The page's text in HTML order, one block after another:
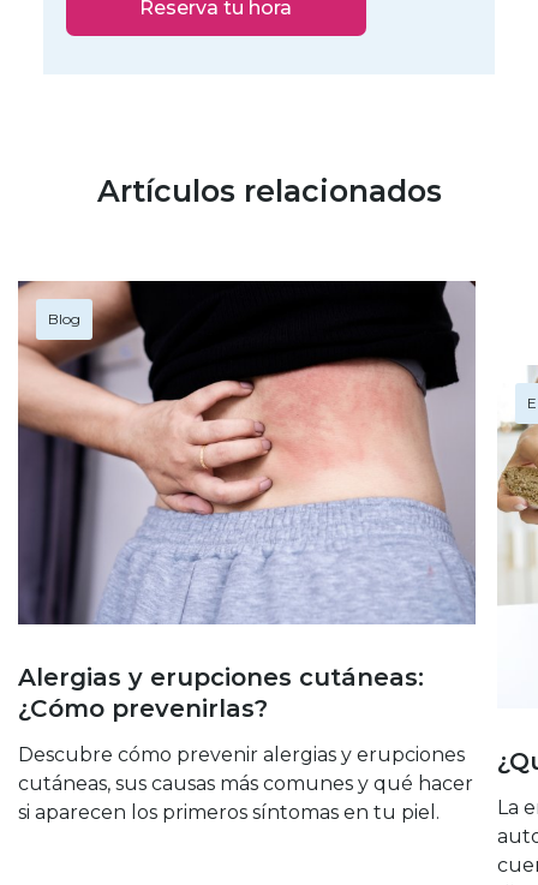
Reserva tu hora
Artículos relacionados
Blog
Alergias y erupciones cutáneas:
¿Cómo prevenirlas?
Descubre cómo prevenir alergias y erupciones
cutáneas, sus causas más comunes y qué hacer
si aparecen los primeros síntomas en tu piel.
La